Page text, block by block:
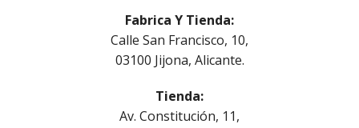
Fabrica Y Tienda:
Calle San Francisco, 10,
03100 Jijona, Alicante.
Tienda:
Av. Constitución, 11,